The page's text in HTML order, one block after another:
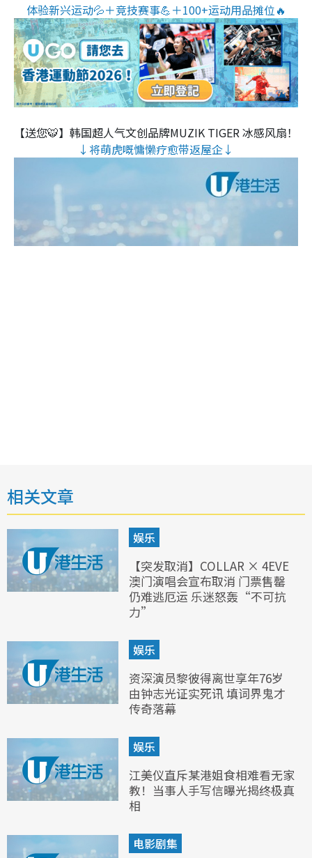
体验新兴运动💦＋竞技赛事💪＋100+运动用品摊位🔥
【送您🐯】韩国超人气文创品牌MUZIK TIGER 冰感风扇！
↓将萌虎嘅慵懒疗愈带返屋企↓
相关文章
娱乐
【突发取消】COLLAR × 4EVE
澳门演唱会宣布取消 门票售罄
仍难逃厄运 乐迷怒轰“不可抗
力”
娱乐
资深演员黎彼得离世享年76岁
由钟志光证实死讯 填词界鬼才
传奇落幕
娱乐
江美仪直斥某港姐食相难看无家
教！当事人手写信曝光揭终极真
相
电影剧集